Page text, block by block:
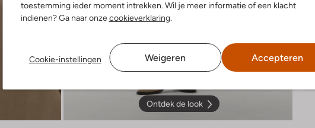
toestemming ieder moment intrekken. Wil je meer informatie of een klacht
indienen? Ga naar onzecookieverklaring.
Cookie-instellingen Weigeren Accepteren
Ontdek de look